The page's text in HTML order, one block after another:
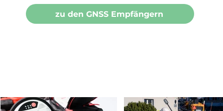
zu den GNSS Empfängern